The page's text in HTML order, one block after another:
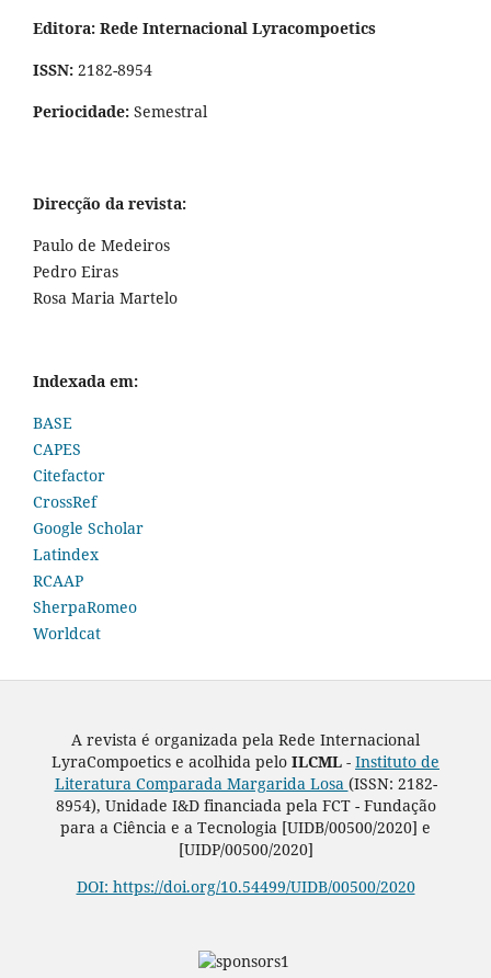
Editora: Rede Internacional Lyracompoetics
ISSN: 2182-8954
Periocidade: Semestral
Direcção da revista:
Paulo de Medeiros
Pedro Eiras
Rosa Maria Martelo
Indexada em:
BASE
CAPES
Citefactor
CrossRef
Google Scholar
Latindex
RCAAP
SherpaRomeo
Worldcat
A revista é organizada pela Rede Internacional
LyraCompoetics e acolhida pelo ILCML - Instituto de
Literatura Comparada Margarida Losa (ISSN: 2182-
8954), Unidade I&D financiada pela FCT - Fundação
para a Ciência e a Tecnologia [UIDB/00500/2020] e
[UIDP/00500/2020]
DOI: https://doi.org/10.54499/UIDB/00500/2020